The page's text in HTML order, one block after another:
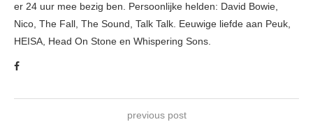
er 24 uur mee bezig ben. Persoonlijke helden: David Bowie,
Nico, The Fall, The Sound, Talk Talk. Eeuwige liefde aan Peuk,
HEISA, Head On Stone en Whispering Sons.
previous post